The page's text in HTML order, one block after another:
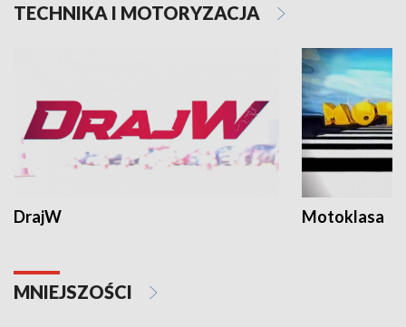
TECHNIKA I MOTORYZACJA
DrajW Motoklasa
MNIEJSZOŚCI